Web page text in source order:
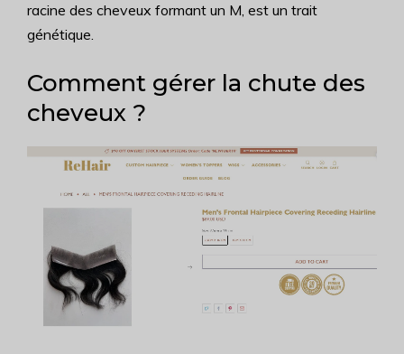
racine des cheveux formant un M, est un trait
génétique.
Comment gérer la chute des
cheveux ?